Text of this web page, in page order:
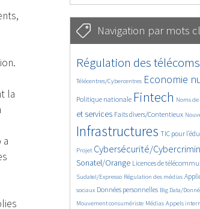
la
a
Navigation par mots
4862/5848
Régulation des télécoms
357/5848
Télécentres/Cybercentres
3861/5848 Economie
1914/5848
Politique nationale
5413/5848 Fintech
690/5848
Noms
2508/5848
et services
1619/5848 Faits divers/Contentieux
872/5848
5848/5848
Infrastructures
1894/5848
TIC pour
195/5848
262/5848
Projet
3629/5848Cybersécurité/
2340/5848
Sonatel/Orange
1670/5848 Licences de
298/5848
Sudatel/Expresso
1043/5848 Régulation des médias
1581/5848
1105/5848
sociaux
1712/5848Données personnelles
142/5848 Big Data/
624/5848
Mouvement consumériste
382/5848 Médias
673/5848 Appels
1786/5848